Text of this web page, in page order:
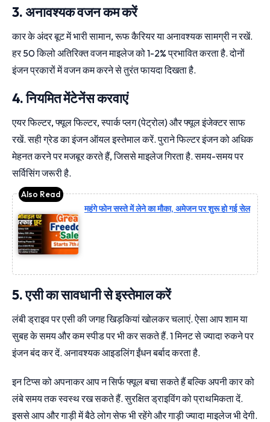
3. अनावश्यक वजन कम करें
कार के अंदर बूट में भारी सामान, रूफ कैरियर या अनावश्यक सामग्री न रखें.
हर 50 किलो अतिरिक्त वजन माइलेज को 1-2% प्रभावित करता है. दोनों
इंजन प्रकारों में वजन कम करने से तुरंत फायदा दिखता है.
4. नियमित मेंटेनेंस करवाएं
एयर फिल्टर, फ्यूल फिल्टर, स्पार्क प्लग (पेट्रोल) और फ्यूल इंजेक्टर साफ
रखें. सही ग्रेड का इंजन ऑयल इस्तेमाल करें. पुराने फिल्टर इंजन को अधिक
मेहनत करने पर मजबूर करते हैं, जिससे माइलेज गिरता है. समय-समय पर
सर्विसिंग जरूरी है.
महंगे फोन सस्ते में लेने का मौका, अमेजन पर शुरू हो गई सेल
5. एसी का सावधानी से इस्तेमाल करें
लंबी ड्राइव पर एसी की जगह खिड़कियां खोलकर चलाएं. ऐसा आप शाम या
सुबह के समय और कम स्पीड पर भी कर सकते हैं. 1 मिनट से ज्यादा रुकने पर
इंजन बंद कर दें. अनावश्यक आइडलिंग ईंधन बर्बाद करता है.
इन टिप्स को अपनाकर आप न सिर्फ फ्यूल बचा सकते हैं बल्कि अपनी कार को
लंबे समय तक स्वस्थ रख सकते हैं. सुरक्षित ड्राइविंग को प्राथमिकता दें.
इससे आप और गाड़ी में बैठे लोग सेफ भी रहेंगे और गाड़ी ज्यादा माइलेज भी देगी.